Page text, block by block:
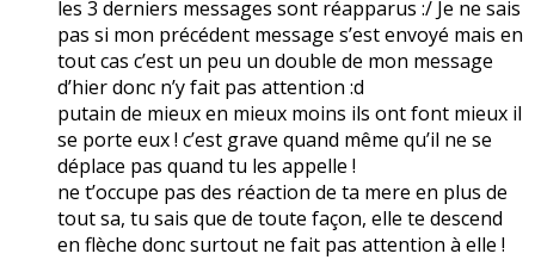
les 3 derniers messages sont réapparus :/ Je ne sais
pas si mon précédent message s’est envoyé mais en
tout cas c’est un peu un double de mon message
d’hier donc n’y fait pas attention :d
putain de mieux en mieux moins ils ont font mieux il
se porte eux ! c’est grave quand même qu’il ne se
déplace pas quand tu les appelle !
ne t’occupe pas des réaction de ta mere en plus de
tout sa, tu sais que de toute façon, elle te descend
en flèche donc surtout ne fait pas attention à elle !